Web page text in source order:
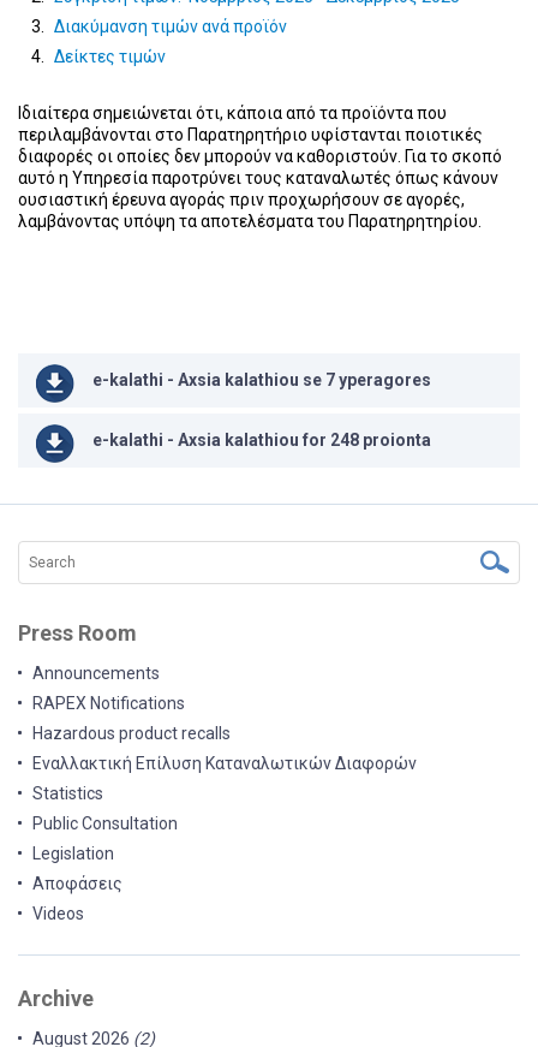
Διακύμανση τιμών ανά προϊόν
Δείκτες τιμών
Ιδιαίτερα σημειώνεται ότι, κάποια από τα προϊόντα που
περιλαμβάνονται στο Παρατηρητήριο υφίστανται ποιοτικές
διαφορές οι οποίες δεν μπορούν να καθοριστούν. Για το σκοπό
αυτό η Υπηρεσία παροτρύνει τους καταναλωτές όπως κάνουν
ουσιαστική έρευνα αγοράς πριν προχωρήσουν σε αγορές,
λαμβάνοντας υπόψη τα αποτελέσματα του Παρατηρητηρίου.
e-kalathi - Axsia kalathiou se 7 yperagores
e-kalathi - Axsia kalathiou for 248 proionta
Press Room
Announcements
RAPEX Notifications
Hazardous product recalls
Εναλλακτική Επίλυση Καταναλωτικών Διαφορών
Statistics
Public Consultation
Legislation
Αποφάσεις
Videos
Archive
August 2026 (2)